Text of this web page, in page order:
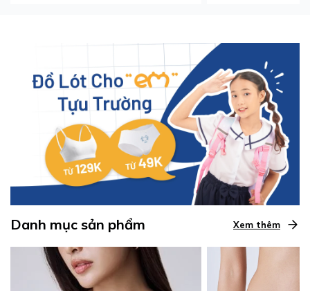
Danh mục sản phẩm Xem thêm